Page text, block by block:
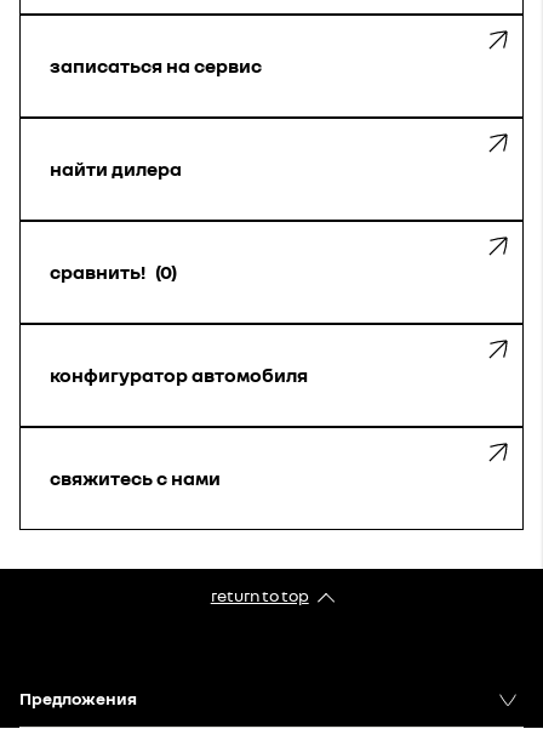
записаться на сервис
найти дилера
сравнить! 0
конфигуратор автомобиля
свяжитесь с нами
return to top
Предложения